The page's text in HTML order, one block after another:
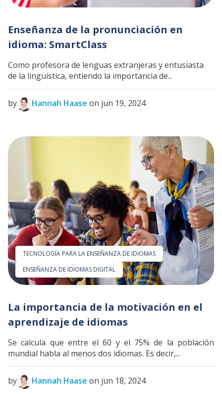
Enseñanza de la pronunciación en
idioma: SmartClass
Como profesora de lenguas extranjeras y entusiasta
de la lingüística, entiendo la importancia de...
by Hannah Haase on jun 19, 2024
TECNOLOGÍA PARA LA ENSEÑANZA DE IDIOMAS
ENSEÑANZA DE IDIOMAS DIGITAL
La importancia de la motivación en el
aprendizaje de idiomas
Se calcula que entre el 60 y el 75% de la población
mundial habla al menos dos idiomas. Es decir,...
by Hannah Haase on jun 18, 2024